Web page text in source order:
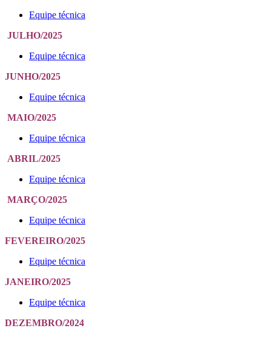
Equipe técnica
JULHO/2025
Equipe técnica
JUNHO/2025
Equipe técnica
MAIO/2025
Equipe técnica
ABRIL/2025
Equipe técnica
MARÇO/2025
Equipe técnica
FEVEREIRO/2025
Equipe técnica
JANEIRO/2025
Equipe técnica
DEZEMBRO/2024